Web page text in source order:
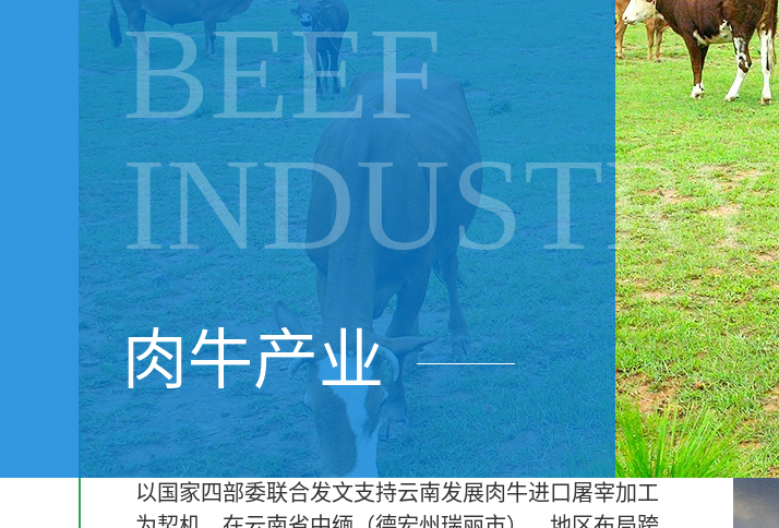
BEEF
INDUSTRY
肉牛产业
以国家四部委联合发文支持云南发展肉牛进口屠宰加工